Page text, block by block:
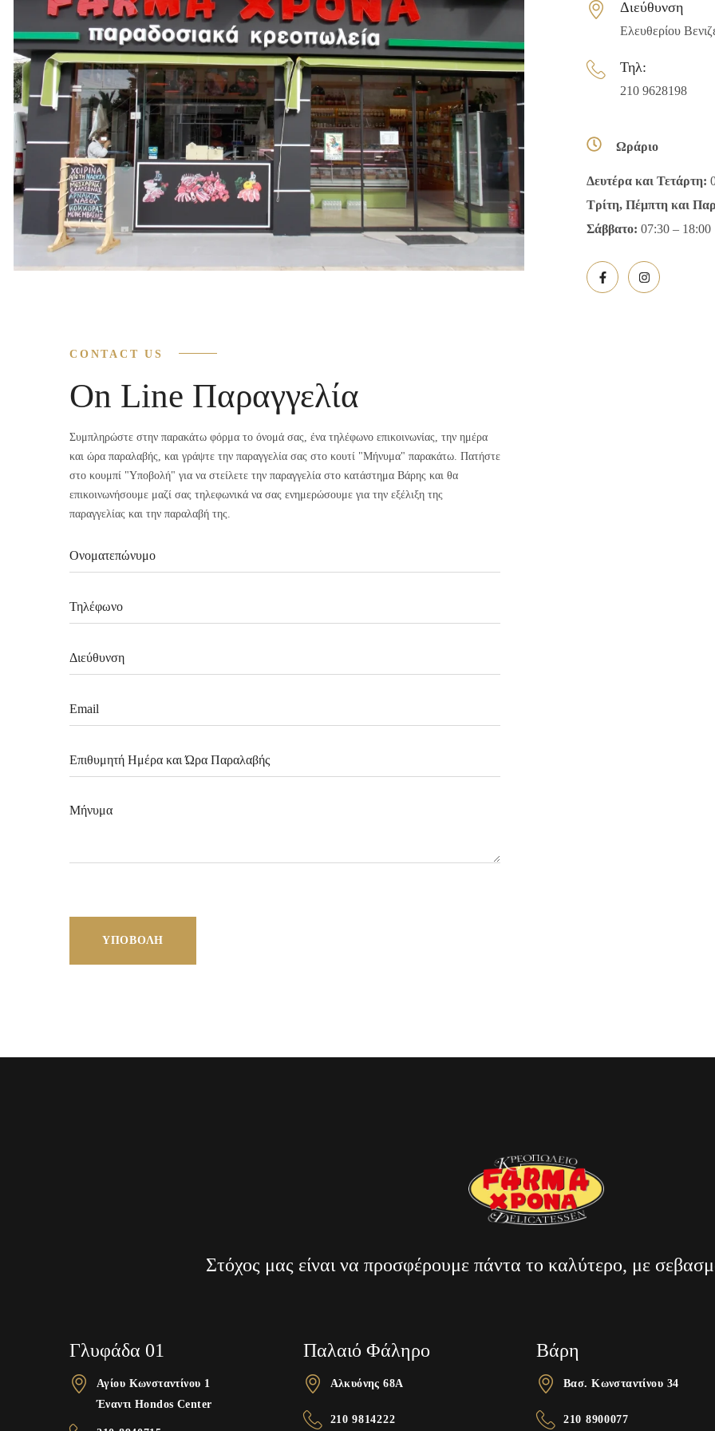
Διεύθυνση
Ελευθερίου
Τηλ:
210 9628198
Ωράριο
Δευτέρα και Τετάρτη:
Τρίτη, Πέμπτη και
Σάββατο: 07:30 – 18:00
CONTACT US
On Line Παραγγελία
Συμπληρώστε στην παρακάτω φόρμα το όνομά σας, ένα τηλέφωνο επικοινωνίας, την ημέρα
και ώρα παραλαβής, και γράψτε την παραγγελία σας στο κουτί "Μήνυμα" παρακάτω. Πατήστε
στο κουμπί "Υποβολή" για να στείλετε την παραγγελία στο κατάστημα Βάρης και θα
επικοινωνήσουμε μαζί σας τηλεφωνικά να σας ενημερώσουμε για την εξέλιξη της
παραγγελίας και την παραλαβή της.
Στόχος μας είναι να προσφέρουμε πάντα το καλύτερο, με
Γλυφάδα 01
Αγίου Κωνσταντίνου 1
Έναντι Hondos Center
Παλαιό Φάληρο
Αλκυόνης 68A
210 9814222
Βάρη
Βασ. Κωνσταντίνου 34
210 8900077